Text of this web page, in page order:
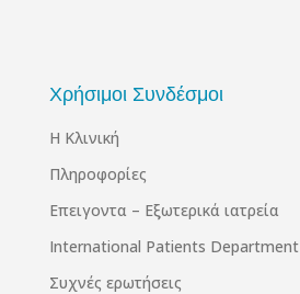
Χρήσιμοι Συνδέσμοι
Η Κλινική
Πληροφορίες
Επειγοντα – Εξωτερικά ιατρεία
International Patients Department
Συχνές ερωτήσεις